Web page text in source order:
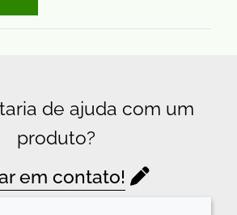
de ajuda com um
produto?
em contato!